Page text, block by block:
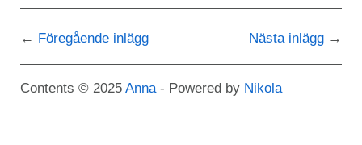
Föregående inlägg Nästa inlägg
Contents © 2025 Anna - Powered by Nikola